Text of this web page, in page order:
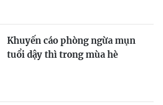
Khuyến cáo phòng ngừa mụn
tuổi dậy thì trong mùa hè